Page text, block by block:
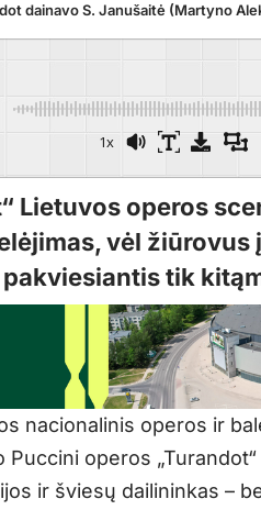
dainavo S. Janušaitė (Martyno
1x
Lietuvos operos
vėl žiūrovus
tik
nacionalinis operos ir
Puccini operos
ir šviesų dailininkas –